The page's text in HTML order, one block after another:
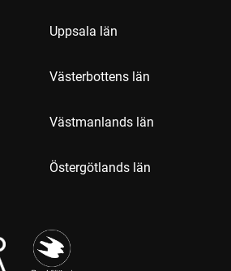
Uppsala län
Västerbottens län
Västmanlands län
Östergötlands län